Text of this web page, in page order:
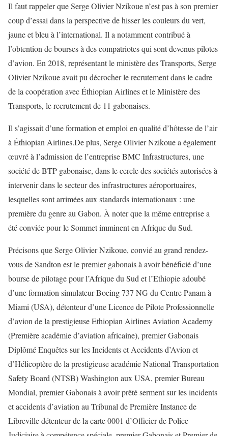
Il faut rappeler que Serge Olivier Nzikoue n’est pas à son premier
coup d’essai dans la perspective de hisser les couleurs du vert,
jaune et bleu à l’international. Il a notamment contribué à
l’obtention de bourses à des compatriotes qui sont devenus pilotes
d’avion. En 2018, représentant le ministère des Transports, Serge
Olivier Nzikoue avait pu décrocher le recrutement dans le cadre
de la coopération avec Éthiopian Airlines et le Ministère des
Transports, le recrutement de 11 gabonaises.
Il s’agissait d’une formation et emploi en qualité d’hôtesse de l’air
à Éthiopian Airlines.De plus, Serge Olivier Nzikoue a également
œuvré à l’admission de l’entreprise BMC Infrastructures, une
société de BTP gabonaise, dans le cercle des sociétés autorisées à
intervenir dans le secteur des infrastructures aéroportuaires,
lesquelles sont arrimées aux standards internationaux : une
première du genre au Gabon. À noter que la même entreprise a
été conviée pour le Sommet imminent en Afrique du Sud.
Précisons que Serge Olivier Nzikoue, convié au grand rendez-
vous de Sandton est le premier gabonais à avoir bénéficié d’une
bourse de pilotage pour l’Afrique du Sud et l’Ethiopie adoubé
d’une formation simulateur Boeing 737 NG du Centre Panam à
Miami (USA), détenteur d’une Licence de Pilote Professionnelle
d’avion de la prestigieuse Ethiopian Airlines Aviation Academy
(Première académie d’aviation africaine), premier Gabonais
Diplômé Enquêtes sur les Incidents et Accidents d’Avion et
d’Hélicoptère de la prestigieuse académie National Transportation
Safety Board (NTSB) Washington aux USA, premier Bureau
Mondial, premier Gabonais à avoir prêté serment sur les incidents
et accidents d’aviation au Tribunal de Première Instance de
Libreville détenteur de la carte 0001 d’Officier de Police